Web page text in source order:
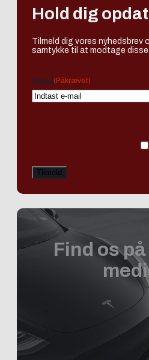
Hold dig
Tilmeld dig vores nyhedsbrev
samtykke til at modtage
Email (Påkrævet)
Find os